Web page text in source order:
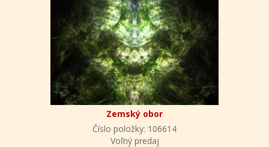
Zemský obor
Číslo položky: 106614
Voľný predaj